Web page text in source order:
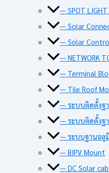
— SPOT LIGHT
— Solar
— Solar
— NETWORK
— Terminal
— Tile Roof
— ระบบติดตั้งฐ
— ระบบติดตั้งฐ
— ระบบฐานอลู
— BIPV Mount
— DC Solar